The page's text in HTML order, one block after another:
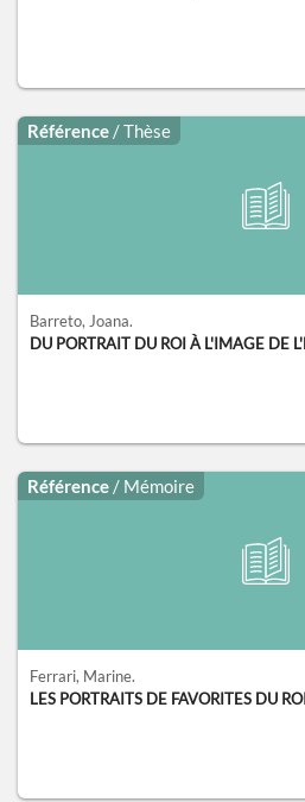
Référence / Thèse
Barreto, Joana.
DU PORTRAIT DU ROI À L'IMAGE DE
Référence / Mémoire
Ferrari, Marine.
LES PORTRAITS DE FAVORITES DU